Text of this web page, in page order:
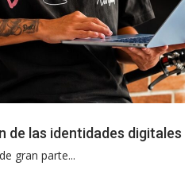
de las identidades digitales
gran parte...